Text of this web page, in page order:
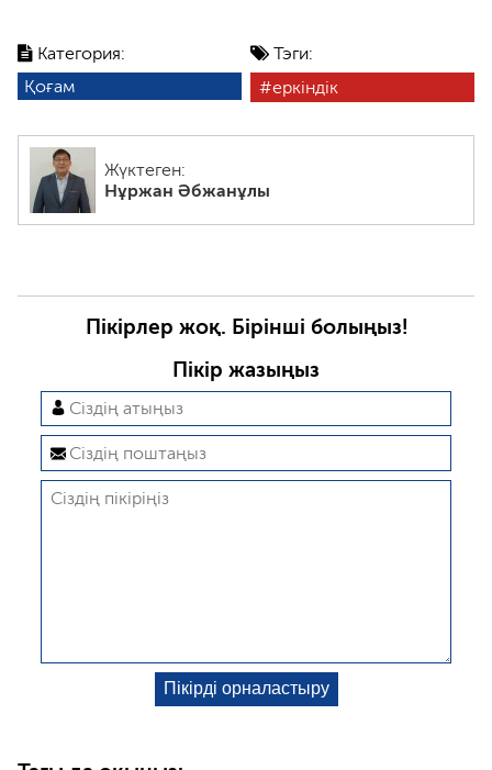
Категория:
Қоғам
Тэги:
еркіндік
Жүктеген:
Нұржан Әбжанұлы
Пікірлер жоқ. Бірінші болыңыз!
Пікір жазыңыз